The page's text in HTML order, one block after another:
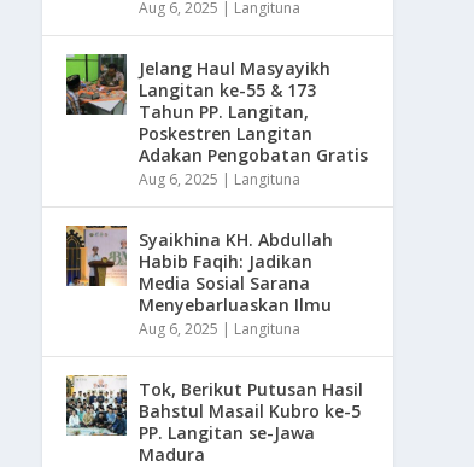
Aug 6, 2025 | Langituna
Jelang Haul Masyayikh
Langitan ke-55 & 173
Tahun PP. Langitan,
Poskestren Langitan
Adakan Pengobatan Gratis
Aug 6, 2025 | Langituna
Syaikhina KH. Abdullah
Habib Faqih: Jadikan
Media Sosial Sarana
Menyebarluaskan Ilmu
Aug 6, 2025 | Langituna
Tok, Berikut Putusan Hasil
Bahstul Masail Kubro ke-5
PP. Langitan se-Jawa
Madura